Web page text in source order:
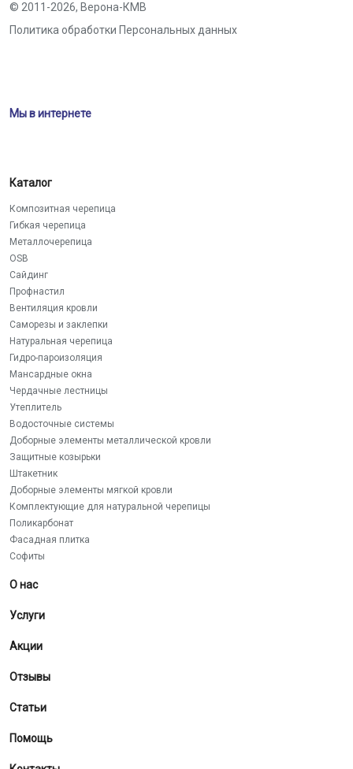
© 2011-2026, Верона-КМВ
Политика обработки Персональных данных
Мы в интернете
Каталог
Композитная черепица
Гибкая черепица
Металлочерепица
OSB
Сайдинг
Профнастил
Вентиляция кровли
Саморезы и заклепки
Натуральная черепица
Гидро-пароизоляция
Мансардные окна
Чердачные лестницы
Утеплитель
Водосточные системы
Доборные элементы металлической кровли
Защитные козырьки
Штакетник
Доборные элементы мягкой кровли
Комплектующие для натуральной черепицы
Поликарбонат
Фасадная плитка
Софиты
О нас
Услуги
Акции
Отзывы
Статьи
Помощь